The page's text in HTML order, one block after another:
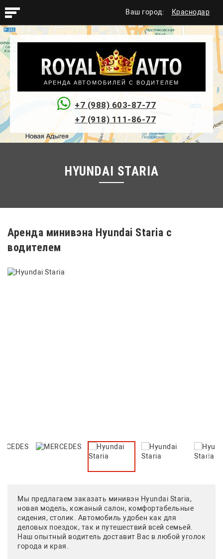
Ваш город: Краснодар
АРЕНДА АВТОМОБИЛЕЙ С ВОДИТЕЛЕМ
+7 (988) 603-87-77
+7 (918) 111-86-77
HYUNDAI STARIA
Аренда минивэна Hyundai Staria с
водителем
Мы предлагаем заказать минивэн Hyundai Staria,
новая модель, кожаный салон, комфортабельные
сидения, столик. Автомобиль удобен как для
деловых поездок, так и путешествий всей семьей.
Наш опытный водитель доставит Вас в любой уголок
города и края.